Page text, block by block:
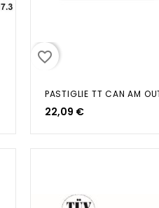
favorite_border
22,09 €